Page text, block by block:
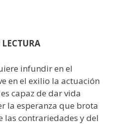
infundir en el
en el exilio la actuación
capaz de dar vida
la esperanza que brota
las contrariedades y del